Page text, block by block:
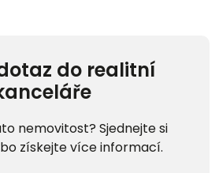
do realitní
nemovitost? Sjednejte si
získejte více informací.